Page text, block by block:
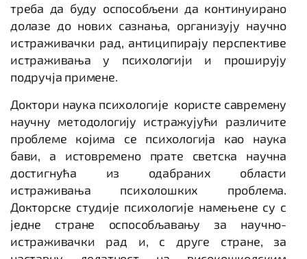
треба да буду оспособљени да континуирано
долазе до нових сазнања, организују научно
истраживачки рад, антиципирају перспективе
истраживања у психологији и проширују
подручја примене.
Доктори наука психологије користе савремену
научну методологију истражујући различите
проблеме којима се психологија као наука
бави, а истовремено прате светска научна
достигнућа из одабраних области
истраживања психолошких проблема.
Докторске студије психологије намењене су с
једне стране оспособљавању за научно-
истраживачки рад и, с друге стране, за